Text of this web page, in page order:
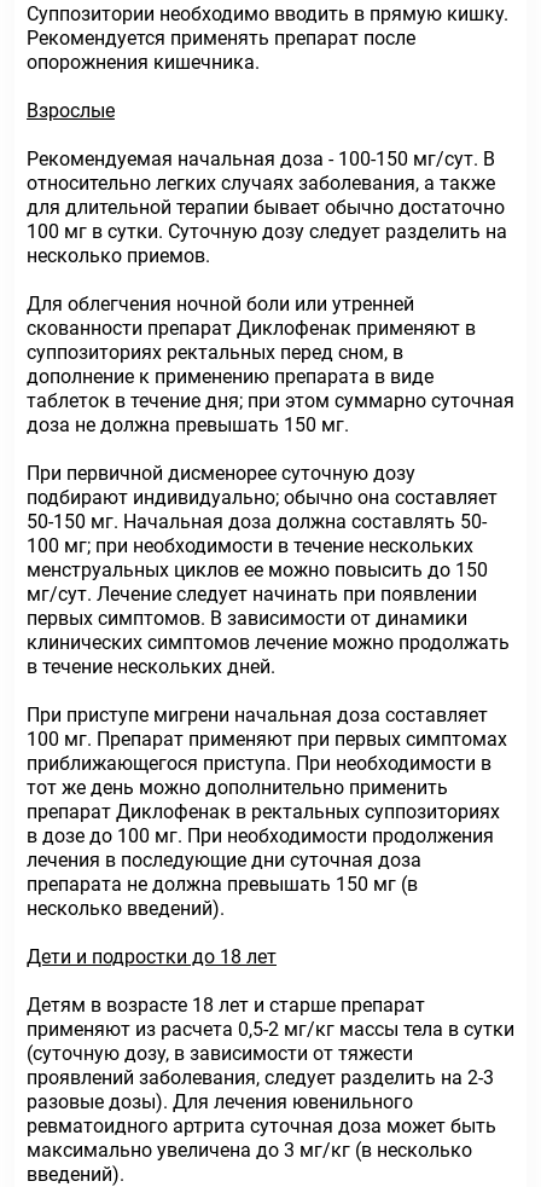
Суппозитории необходимо вводить в прямую кишку.
Рекомендуется применять препарат после
опорожнения кишечника.
Взрослые
Рекомендуемая начальная доза - 100-150 мг/сут. В
относительно легких случаях заболевания, а также
для длительной терапии бывает обычно достаточно
100 мг в сутки. Суточную дозу следует разделить на
несколько приемов.
Для облегчения ночной боли или утренней
скованности препарат Диклофенак применяют в
суппозиториях ректальных перед сном, в
дополнение к применению препарата в виде
таблеток в течение дня; при этом суммарно суточная
доза не должна превышать 150 мг.
При первичной дисменорее суточную дозу
подбирают индивидуально; обычно она составляет
50-150 мг. Начальная доза должна составлять 50-
100 мг; при необходимости в течение нескольких
менструальных циклов ее можно повысить до 150
мг/сут. Лечение следует начинать при появлении
первых симптомов. В зависимости от динамики
клинических симптомов лечение можно продолжать
в течение нескольких дней.
При приступе мигрени начальная доза составляет
100 мг. Препарат применяют при первых симптомах
приближающегося приступа. При необходимости в
тот же день можно дополнительно применить
препарат Диклофенак в ректальных суппозиториях
в дозе до 100 мг. При необходимости продолжения
лечения в последующие дни суточная доза
препарата не должна превышать 150 мг (в
несколько введений).
Дети и подростки до 18 лет
Детям в возрасте 18 лет и старше препарат
применяют из расчета 0,5-2 мг/кг массы тела в сутки
(суточную дозу, в зависимости от тяжести
проявлений заболевания, следует разделить на 2-3
разовые дозы). Для лечения ювенильного
ревматоидного артрита суточная доза может быть
максимально увеличена до 3 мг/кг (в несколько
введений).